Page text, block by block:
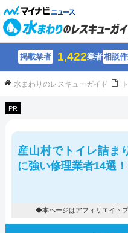
掲載業者 1,422業者相談
水まわりのレスキューガイド
PR
産山村でトイレ詰ま
に強い修理業者14選
◆本ページはアフィリエイト